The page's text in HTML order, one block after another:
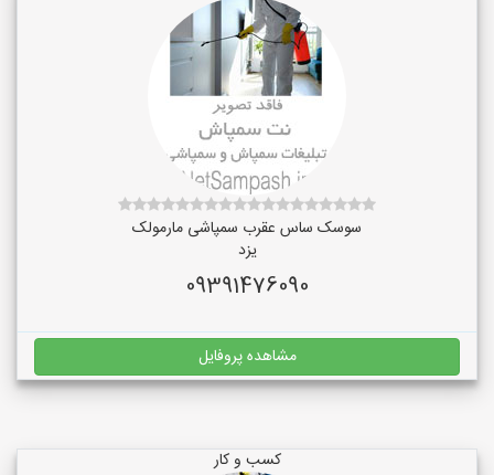
سوسک ساس عقرب سمپاشی مارمولک
یزد
09391476090
مشاهده پروفایل
کسب و کار